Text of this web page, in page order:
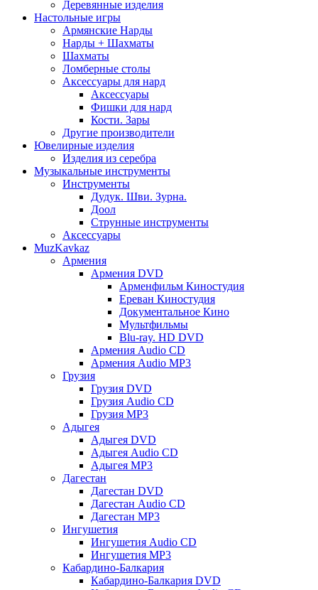
Деревянные изделия
Настольные игры
Армянские Нарды
Нарды + Шахматы
Шахматы
Ломберные столы
Аксессуары для нард
Аксессуары
Фишки для нард
Кости. Зары
Другие производители
Ювелирные изделия
Изделия из серебра
Музыкальные инструменты
Инструменты
Дудук. Шви. Зурна.
Доол
Струнные инструменты
Аксессуары
MuzKavkaz
Армения
Армения DVD
Арменфильм Киностудия
Ереван Киностудия
Документальное Кино
Мультфильмы
Blu-ray. HD DVD
Армения Audio CD
Армения Audio MP3
Грузия
Грузия DVD
Грузия Audio CD
Грузия MP3
Адыгея
Адыгея DVD
Адыгея Audio CD
Адыгея MP3
Дагестан
Дагестан DVD
Дагестан Audio CD
Дагестан MP3
Ингушетия
Ингушетия Audio CD
Ингушетия MP3
Кабардино-Балкария
Кабардино-Балкария DVD